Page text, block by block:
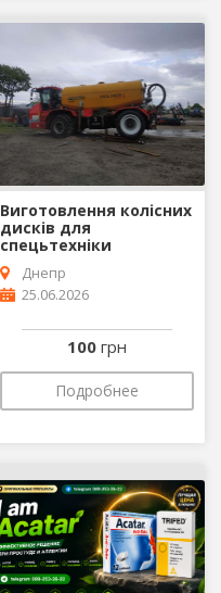
Виготовлення колісних
дисків для
спецьтехніки
Днепр
25.06.2026
100 грн
Подробнее